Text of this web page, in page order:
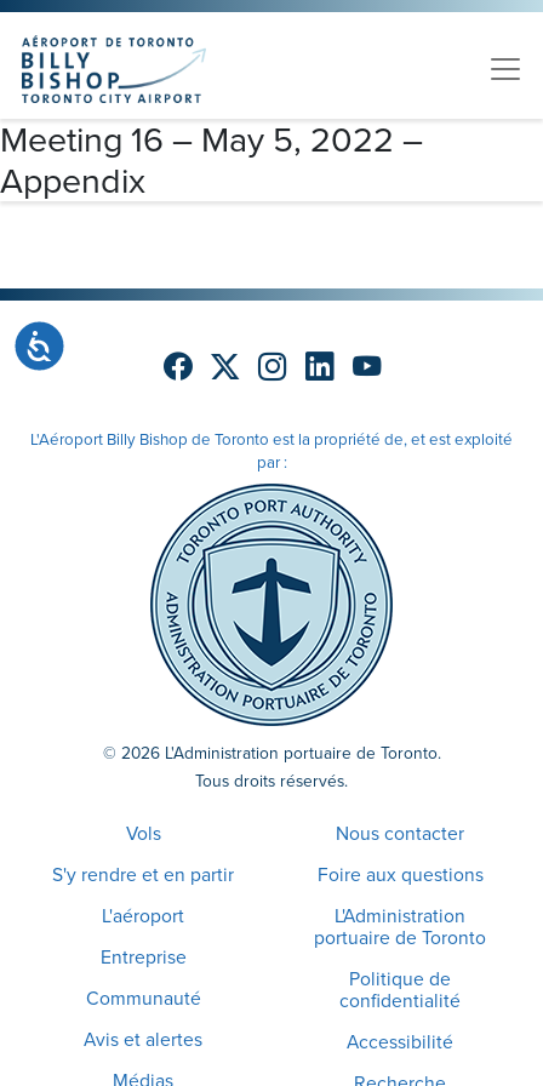
Veuillez
noter
Ce
site
Web
comprend
un
Accessibilité
Skip to main content
Meeting 16 – May 5, 2022 –
Appendix
L'Aéroport Billy Bishop de Toronto est la propriété de, et est exploité
par :
© 2026 L'Administration portuaire de Toronto.
Tous droits réservés.
Vols
S'y rendre et en partir
L'aéroport
Entreprise
Communauté
Avis et alertes
Nous contacter
Foire aux questions
L'Administration
portuaire de Toronto
Politique de
confidentialité
Accessibilité